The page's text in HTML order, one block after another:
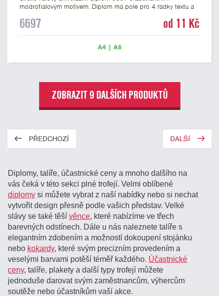
modrofialovým motivem. Diplom má pole pro 4 řádky textu a
ve formátu A4 a A5. Papírový diplom s univerzálním
6697 od 11 Kč
A4| A5
ZOBRAZIT 9 DALŠÍCH PRODUKTŮ
PŘEDCHOZÍ DALŠÍ
Diplomy, talíře, účastnické ceny a mnoho dalšího na
vás čeká v této sekci plné trofejí. Velmi oblíbené
diplomy si můžete vybrat z naší nabídky nebo si nechat
vytvořit design přesně podle vašich představ. Velké
slávy se také těšívěnce, které nabízíme ve třech
barevných odstínech. Dále u nás naleznete talíře s
elegantním zdobením a možností dokoupení stojánku
nebo kokardy, které svým precizním provedením a
veselými barvami potěší téměř každého. Účastnické
ceny, talíře, plakety a další typy trofejí můžete
jednoduše darovat svým zaměstnancům, výhercům
soutěže nebo účastníkům vaší akce.